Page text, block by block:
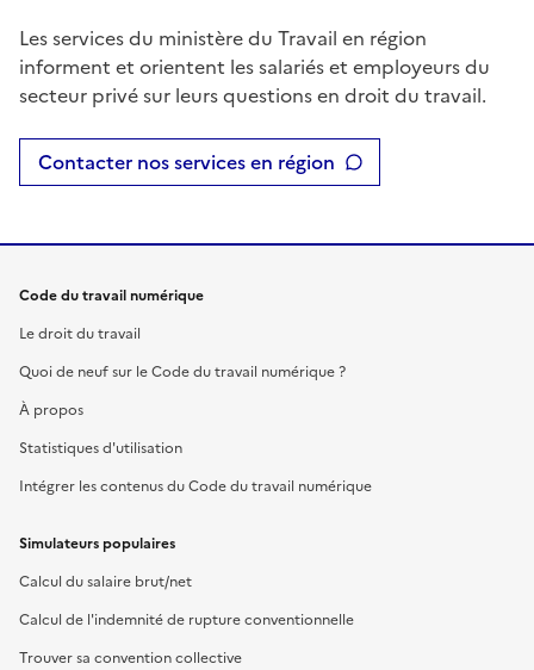
Les services du ministère du Travail en région
informent et orientent les salariés et employeurs du
secteur privé sur leurs questions en droit du travail.
Contacter nos services en région
Code du travail numérique
Le droit du travail
Quoi de neuf sur le Code du travail numérique ?
À propos
Statistiques d'utilisation
Intégrer les contenus du Code du travail numérique
Simulateurs populaires
Calcul du salaire brut/net
Calcul de l'indemnité de rupture conventionnelle
Trouver sa convention collective